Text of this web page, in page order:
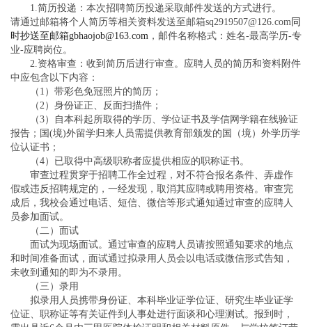
1.简历投递：本次招聘简历投递采取邮件发送的方式进行。
请通过邮箱将个人简历等相关资料发送至邮箱sq2919507@126.com 同
时抄送至邮箱gbhaojob@163.com ，邮件名称格式：姓名-最高学历-专
业-应聘岗位。
2.资格审查：收到简历后进行审查。应聘人员的简历和资料附件
中应包含以下内容：
（ 1）带彩色免冠照片的简历；
（2）身份证正、反面扫描件；
（3）自本科起所取得的学历、学位证书及学信网学籍在线验证
报告；国(境)外留学归来人员需提供教育部颁发的国（境）外学历学
位认证书；
（4）已取得中高级职称者应提供相应的职称证书。
审查过程贯穿于招聘工作全过程，对不符合报名条件、弄虚作
假或违反招聘规定的，一经发现，取消其应聘或聘用资格。审查完
成后，我校会通过电话、短信、微信等形式通知通过审查的应聘人
员参加面试。
（二）面试
面试为现场面试。通过审查的应聘人员请按照通知要求的地点
和时间准备面试，面试通过拟录用人员会以电话或微信形式告知，
未收到通知的即为不录用。
（三）录用
拟录用人员携带身份证、本科毕业证学位证、研究生毕业证学
位证、职称证等有关证件到人事处进行面谈和心理测试。报到时，